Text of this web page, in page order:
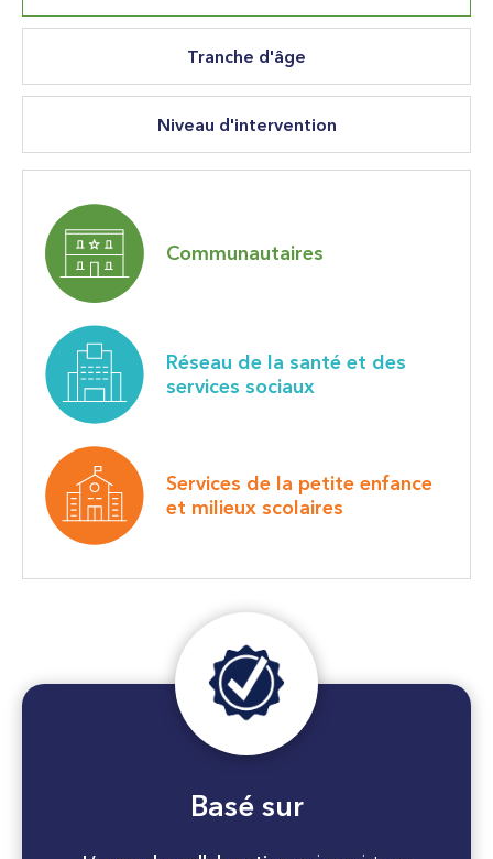
Tranche d'âge
Niveau d'intervention
Communautaires
Réseau de la santé et des
services sociaux
Services de la petite enfance
et milieux scolaires
Basé sur